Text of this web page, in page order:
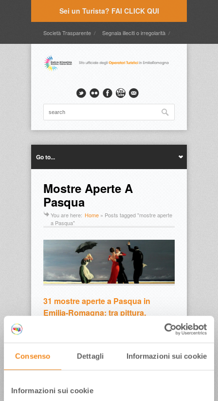
Consenso Dettagli Informazioni sui cookie
Informazioni sui cookie
Sei un Turista? FAI CLICK QUI
Società Trasparente Segnala illeciti o irregolarità
Timbrature
Go to...
Mostre Aperte A
Pasqua
You are here: Home » Posts tagged "mostre aperte
a Pasqua"
31 mostre aperte a Pasqua in
Emilia-Romagna: tra pittura,
Le splendide Città d’Arte della regione
propongono grandi mostre aperte domenica 20
dall’arte antica al contemporaneo passando